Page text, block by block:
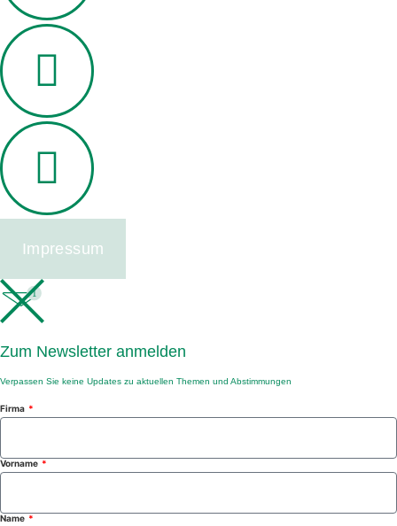
Impressum
1
Zum Newsletter anmelden
Verpassen Sie keine Updates zu aktuellen Themen und Abstimmungen
Firma
Vorname
Name